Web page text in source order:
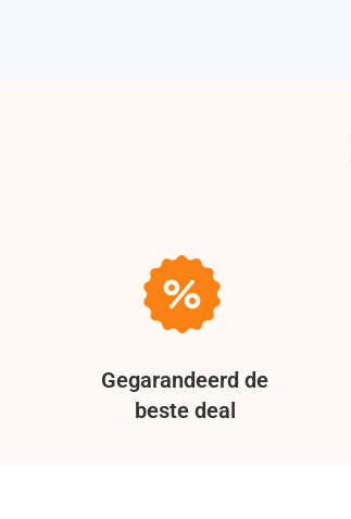
Gegarandeerd de
beste deal